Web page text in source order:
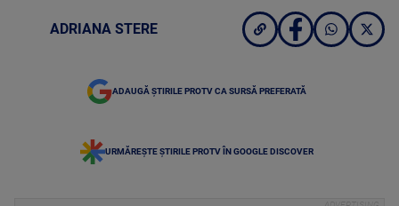
ADRIANA STERE
ADAUGĂ ȘTIRILE PROTV CA SURSĂ PREFERATĂ
URMĂREȘTE ȘTIRILE PROTV ÎN GOOGLE DISCOVER